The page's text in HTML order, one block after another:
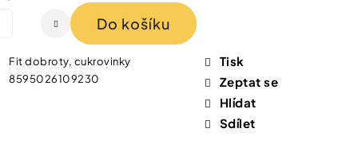
Do košíku
Fit dobroty, cukrovinky
8595026109230
Tisk
Zeptat se
Hlídat
Sdílet